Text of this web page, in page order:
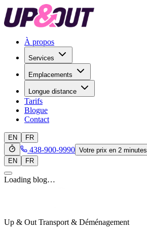
À propos
Services
Emplacements
Longue distance
Tarifs
Blogue
Contact
EN FR
438-900-9990 Votre prix en 2 minutes
EN
FR
Loading blog…
Up & Out Transport & Déménagement